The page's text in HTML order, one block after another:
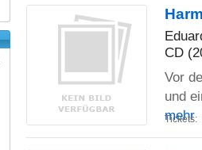
CD
Vor
und
mehr
Tickets: